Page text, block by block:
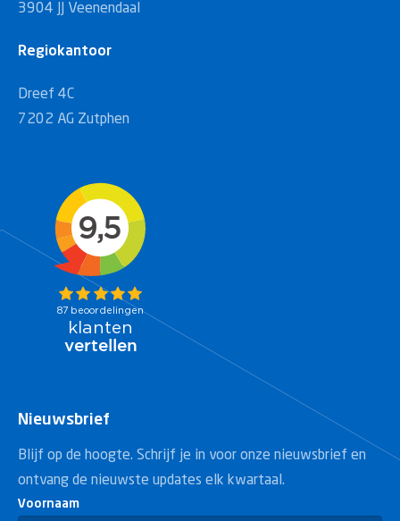
3904 JJ Veenendaal
Regiokantoor
Dreef 4C
7202 AG Zutphen
Nieuwsbrief
Blijf op de hoogte. Schrijf je in voor onze nieuwsbrief en
ontvang de nieuwste updates elk kwartaal.
Voornaam